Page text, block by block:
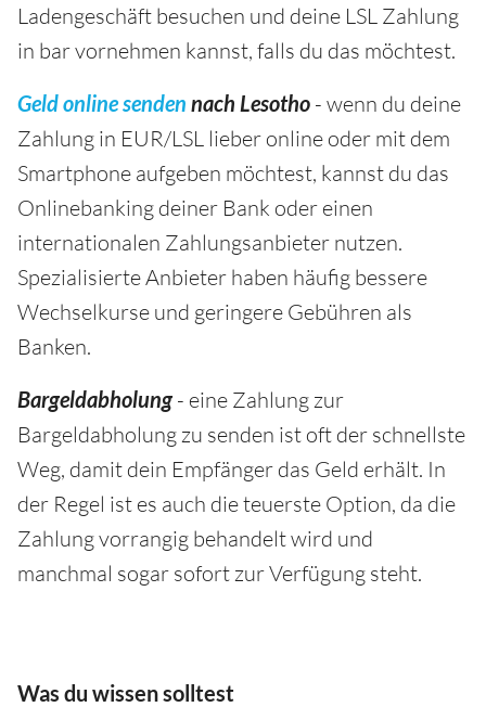
Ladengeschäft besuchen und deine LSL Zahlung
in bar vornehmen kannst, falls du das möchtest.
Geld online senden nach Lesotho - wenn du deine
Zahlung in EUR/LSL lieber online oder mit dem
Smartphone aufgeben möchtest, kannst du das
Onlinebanking deiner Bank oder einen
internationalen Zahlungsanbieter nutzen.
Spezialisierte Anbieter haben häufig bessere
Wechselkurse und geringere Gebühren als
Banken.
Bargeldabholung- eine Zahlung zur
Bargeldabholung zu senden ist oft der schnellste
Weg, damit dein Empfänger das Geld erhält. In
der Regel ist es auch die teuerste Option, da die
Zahlung vorrangig behandelt wird und
manchmal sogar sofort zur Verfügung steht.
Was du wissen solltest